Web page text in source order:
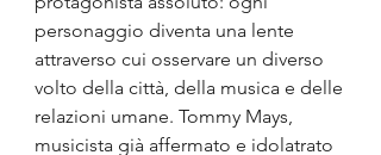
personaggio diventa una lente
attraverso cui osservare un diverso
volto della città, della musica e delle
relazioni umane. Tommy Mays,
musicista già affermato e idolatrato